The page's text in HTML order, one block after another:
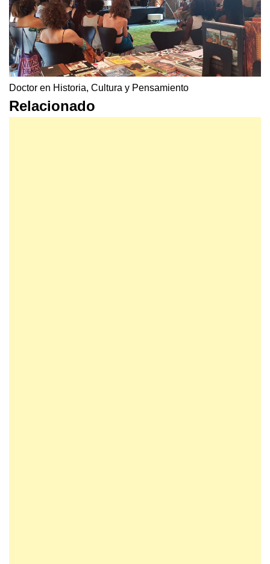
Doctor en Historia, Cultura y Pensamiento
Relacionado